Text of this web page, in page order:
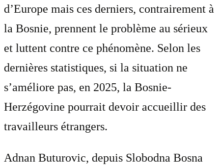
d’Europe mais ces derniers, contrairement à
la Bosnie, prennent le problème au sérieux
et luttent contre ce phénomène. Selon les
dernières statistiques, si la situation ne
s’améliore pas, en 2025, la Bosnie-
Herzégovine pourrait devoir accueillir des
travailleurs étrangers.
Adnan Buturovic, depuis Slobodna Bosna